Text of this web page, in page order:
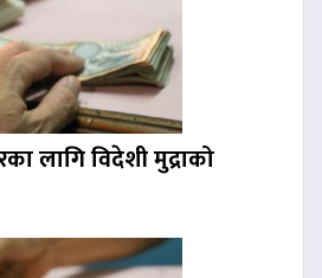
लागि विदेशी मुद्राको